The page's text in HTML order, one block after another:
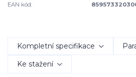
EAN kód:
Kompletní specifikace
Ke stažení